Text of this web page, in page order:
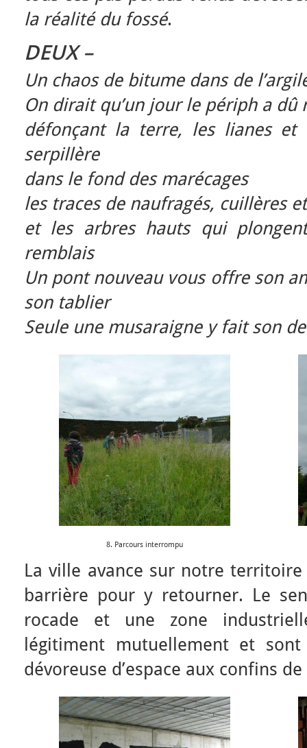
la réalité du fossé.
DEUX –
Un chaos de bitume dans de
On dirait qu’un jour le périph a dû
défonçant la terre, les lianes
serpillère
dans le fond des marécages
les traces de naufragés, cuillères
et les arbres hauts qui
remblais
Un pont nouveau vous offre son
son tablier
Seule une musaraigne y fait son
8. Parcours interrompu
La ville avance sur notre
barrière pour y retourner. Le
rocade et une zone
légitiment mutuellement et sont
dévoreuse d’espace aux confins